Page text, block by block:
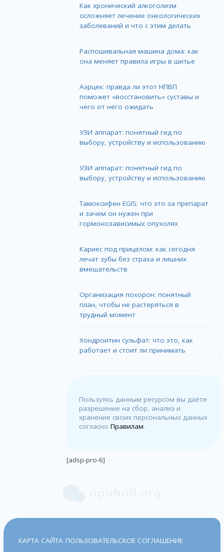
Как хронический алкоголизм
осложняет лечение онкологических
заболеваний и что с этим делать
Распошивальная машина дома: как
она меняет правила игры в шитье
Аэрцек: правда ли этот НПВП
поможет «восстановить» суставы и
чего от него ожидать
УЗИ аппарат: понятный гид по
выбору, устройству и использованию
УЗИ аппарат: понятный гид по
выбору, устройству и использованию
Тамоксифен EGIS: что это за препарат
и зачем он нужен при
гормонозависимых опухолях
Кариес под прицелом: как сегодня
лечат зубы без страха и лишних
вмешательств
Организация похорон: понятный
план, чтобы не растеряться в
трудный момент
Хондроитин сульфат: что это, как
работает и стоит ли принимать
Пользуясь данным ресурсом вы даёте
разрешение на сбор, анализ и
хранение своих персональных данных
согласноПравилам.
[adsp-pro-6]
КАРТА САЙТА ПОЛЬЗОВАТЕЛЬСКОЕ СОГЛАШЕНИЕ